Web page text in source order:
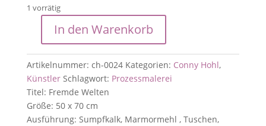
1 vorrätig
Fremde
Menge
In den Warenkorb
Artikelnummer: ch-0024 Kategorien: Conny Hohl,
Künstler Schlagwort: Prozessmalerei
Titel: Fremde Welten
Größe: 50 x 70 cm
Ausführung: Sumpfkalk, Marmormehl , Tuschen,